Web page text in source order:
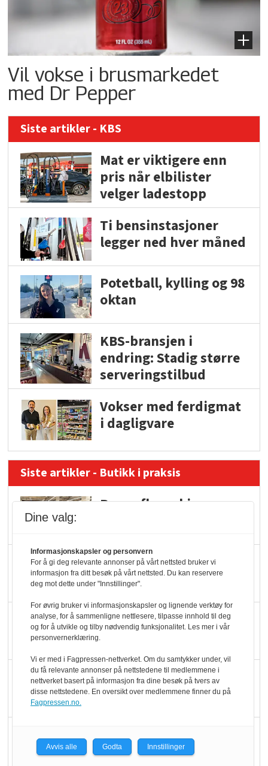
Vil vokse i brusmarkedet
med Dr Pepper
Siste artikler - KBS
Mat er viktigere enn
pris når elbilister
velger ladestopp
Ti bensinstasjoner
legger ned hver måned
Potetball, kylling og 98
oktan
KBS-bransjen i
endring: Stadig større
serveringstilbud
Vokser med ferdigmat
i dagligvare
Siste artikler - Butikk i praksis
Rema-flaggskip
Slik opprettholdes
ølsalget
Færre varer, men fulle
hyller
KI lager mat i butikken
Q passerte 1 milliard i
Rema i 2025
Dine valg:
Informasjonskapsler og personvern
For å gi deg relevante annonser på vårt nettsted bruker vi
informasjon fra ditt besøk på vårt nettsted. Du kan reservere
deg mot dette under "Innstillinger".
For øvrig bruker vi informasjonskapsler og lignende verktøy for
analyse, for å sammenligne nettlesere, tilpasse innhold til deg
og for å utvikle og tilby nødvendig funksjonalitet. Les mer i vår
personvernerklæring.
Vi er med i Fagpressen-nettverket. Om du samtykker under, vil
du få relevante annonser på nettstedene til medlemmene i
nettverket basert på informasjon fra dine besøk på tvers av
disse nettstedene. En oversikt over medlemmene finner du på
Fagpressen.no.
Avvis alle Godta Innstillinger